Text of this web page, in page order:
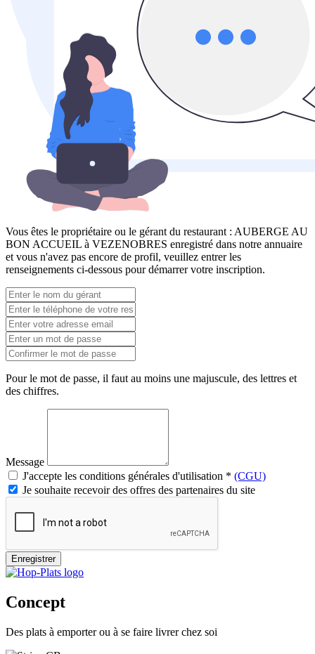
Vous êtes le propriétaire ou le gérant du restaurant : AUBERGE AU
BON ACCUEIL à VEZENOBRES enregistré dans notre annuaire
et vous n'avez pas encore de profil, veuillez entrer les
renseignements ci-dessous pour démarrer votre inscription.
Pour le mot de passe, il faut au moins une majuscule, des lettres et
des chiffres.
Message
J'accepte les conditions générales d'utilisation * (CGU)
Je souhaite recevoir des offres des partenaires du site
Enregistrer
Concept
Des plats à emporter ou à se faire livrer chez soi